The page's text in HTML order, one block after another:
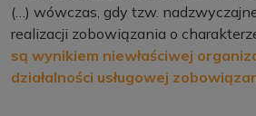
(…) wówczas, gdy tzw.
realizacji zobowiązania o
są wynikiem niewłaściwej
działalności usługowej